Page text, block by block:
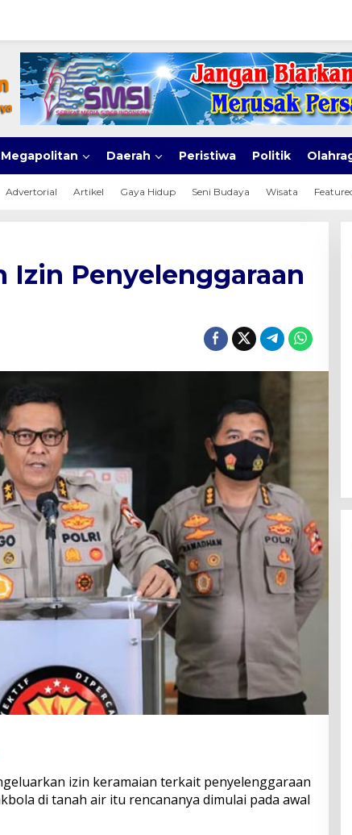
Megapolitan Daerah Peristiwa Politik
Advertorial Artikel Gaya Hidup Seni Budaya Wisata
Izin Penyelenggaraan
izin keramaian terkait penyelenggaraan
di tanah air itu rencananya dimulai pada awal